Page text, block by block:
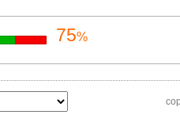
75%